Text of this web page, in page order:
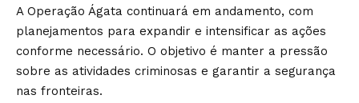
A Operação Ágata continuará em andamento, com
planejamentos para expandir e intensificar as ações
conforme necessário. O objetivo é manter a pressão
sobre as atividades criminosas e garantir a segurança
nas fronteiras.